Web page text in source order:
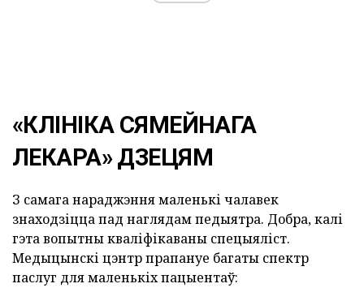
«КЛІНІКА СЯМЕЙНАГА
ЛЕКАРА» ДЗЕЦЯМ
З самага нараджэння маленькі чалавек
знаходзіцца пад наглядам педыятра. Добра, калі
гэта вопытны кваліфікаваны спецыяліст.
Медыцынскі цэнтр прапануе багаты спектр
паслуг для маленькіх пацыентаў: